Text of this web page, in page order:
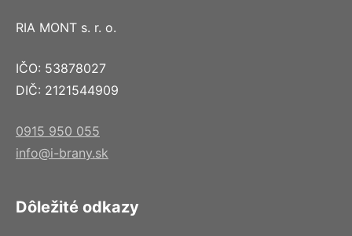
RIA MONT s. r. o.
IČO: 53878027
DIČ: 2121544909
0915 950 055
info@i-brany.sk
Dôležité odkazy